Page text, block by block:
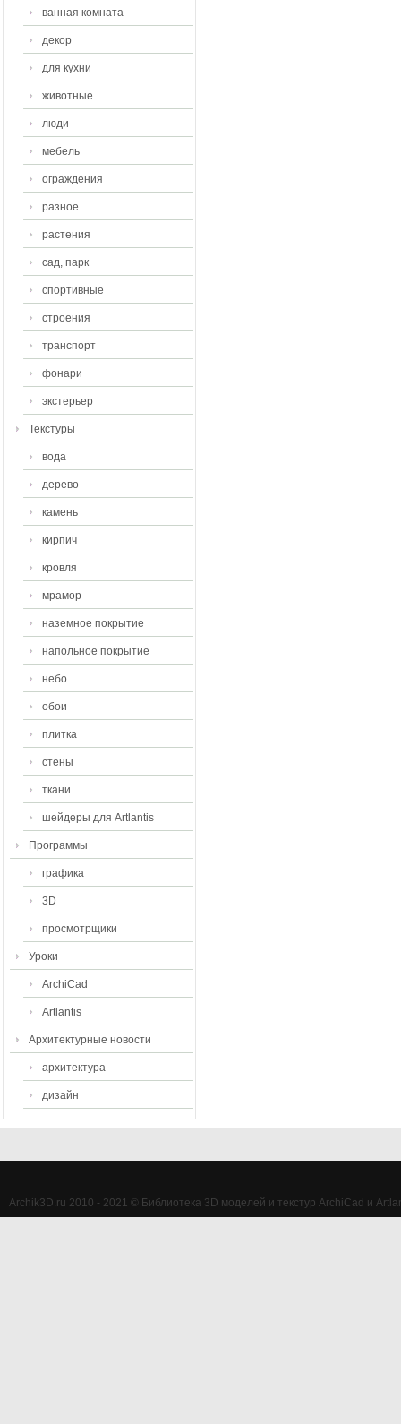
ванная комната
декор
для кухни
животные
люди
мебель
ограждения
разное
растения
сад, парк
спортивные
строения
транспорт
фонари
экстерьер
Текстуры
вода
дерево
камень
кирпич
кровля
мрамор
наземное покрытие
напольное покрытие
небо
обои
плитка
стены
ткани
шейдеры для Artlantis
Программы
графика
3D
просмотрщики
Уроки
ArchiCad
Artlantis
Архитектурные новости
архитектура
дизайн
Archik3D.ru 2010 - 2021 © Библиотека 3D моделей и текстур ArchiCad и